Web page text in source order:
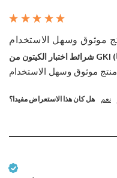
منتج موثوق وسهل الاستخدام
هل كان هذا الاستعراض مفيدا؟ نعم